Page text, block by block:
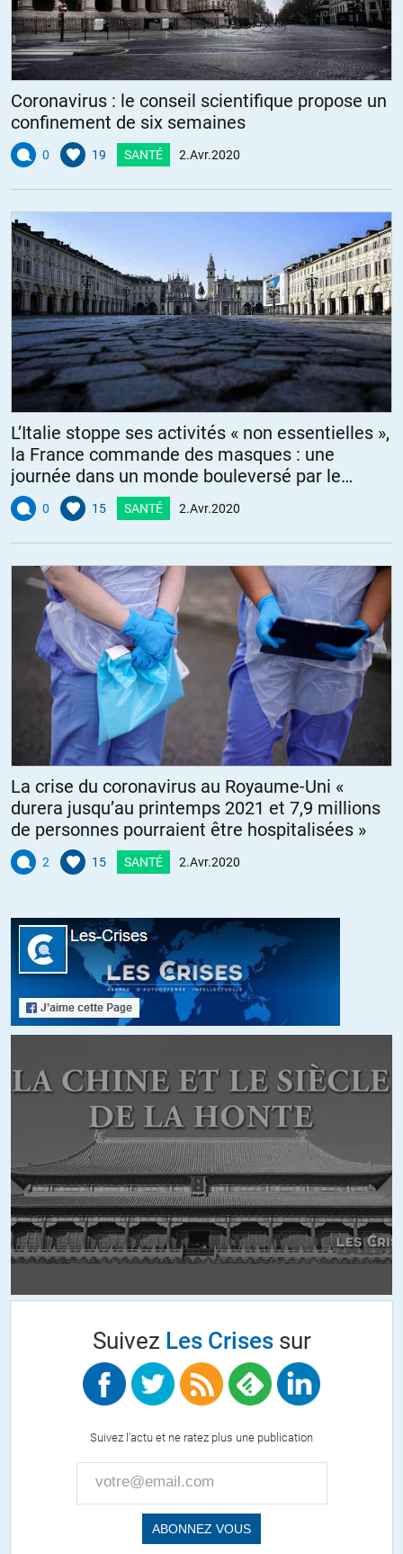
Coronavirus : le conseil scientifique propose un
confinement de six semaines
0 19 SANTÉ 2.Avr.2020
L’Italie stoppe ses activités « non essentielles »,
la France commande des masques : une
journée dans un monde bouleversé par le
coronavirus
0 15 SANTÉ 2.Avr.2020
La crise du coronavirus au Royaume-Uni «
durera jusqu’au printemps 2021 et 7,9 millions
de personnes pourraient être hospitalisées »
2 15 SANTÉ 2.Avr.2020
Suivez Les Crisessur
Suivez l'actu et ne ratez plus une publication